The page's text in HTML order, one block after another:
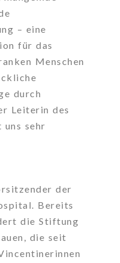
– eine
für das
Menschen
durch
Leiterin des
uns sehr
der
Bereits
die Stiftung
die seit